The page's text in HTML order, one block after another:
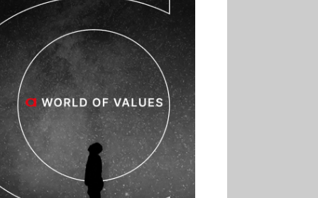
01.07
Aldi Studio lance sa
première collection capsule
inspirée de ses codes
visuels
01.07
Cafom annonce
des résultats semestriels en
hausse, portés par le e-
commerce